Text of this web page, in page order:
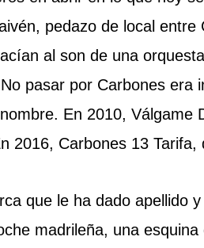
pedazo de local
al son de una
pasar por Carbones era
En 2010, Válgame
2016, Carbones 13
que le ha dado apellido
madrileña, una